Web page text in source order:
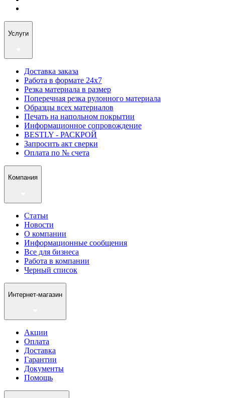
Услуги
Доставка заказа
Работа в формате 24х7
Резка материала в размер
Поперечная резка рулонного материала
Образцы всех материалов
Печать на напольном покрытии
Информационное сопровождение
BESTLY - РАСКРОЙ
Запросить акт сверки
Оплата по № счета
Компания
Статьи
Новости
О компании
Информационные сообщения
Все для бизнеса
Работа в компании
Черный список
Интернет-магазин
Акции
Оплата
Доставка
Гарантии
Документы
Помощь